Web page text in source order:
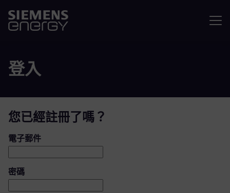
登入
您已經註冊了嗎？
登入：使用者和密碼
電子郵件
密碼